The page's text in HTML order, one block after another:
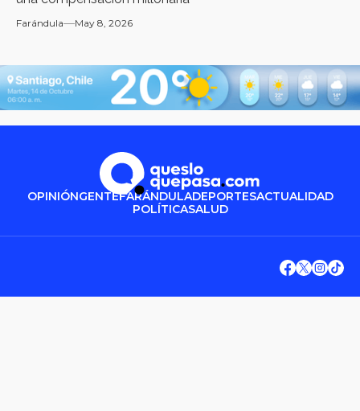
Farándula May 8, 2026
OPINIÓNGENTEFARÁNDULADEPORTESACTUALIDAD
POLÍTICASALUD